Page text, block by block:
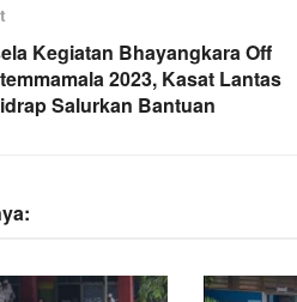
Kegiatan Bhayangkara Off
2023, Kasat Lantas
Salurkan Bantuan